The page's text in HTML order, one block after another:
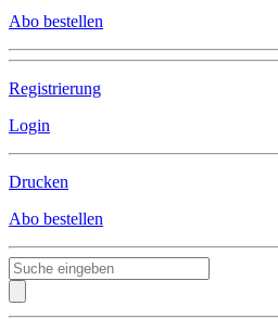
Abo bestellen
Registrierung
Login
Drucken
Abo bestellen